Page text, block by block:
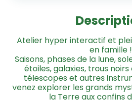
Atelier hyper interactif et
en famille !
Saisons, phases de la lune,
étoiles, galaxies, trous noirs
télescopes et autres
venez explorer les grands
la Terre aux confins